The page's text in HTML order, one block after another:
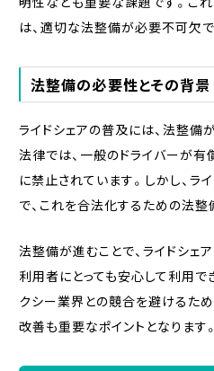
は、適切な法整備が必要不可欠で
法整備の必要性とその背景
ライドシェアの普及には、法整備
法律では、一般のドライバーが
に禁止されています。しかし、ラ
で、これを合法化するための法整
法整備が進むことで、ライドシェ
利用者にとっても安心して利用で
クシー業界との競合を避けるた
改善も重要なポイントとなります。